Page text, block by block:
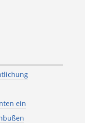
ein